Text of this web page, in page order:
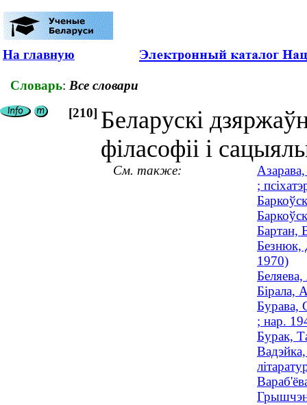
На главную
Словарь: Все словари
[210] Беларускі
філасофіі і
См. также:
;
Бартан,
Безнюк,
1970)
Бірала,
Бурава,
; нар.
Бурак,
Вадэйка,